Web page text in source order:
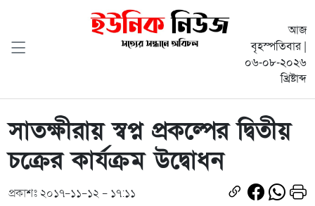
আজ
বৃহস্পতিবার |
০৬-০৮-২০২৬
খ্রিষ্টাব্দ
সাতক্ষীরায় স্বপ্ন প্রকল্পের দ্বিতীয়
চক্রের কার্যক্রম উদ্বোধন
প্রকাশঃ ২০১৭-১১-১২ - ১৭:১১